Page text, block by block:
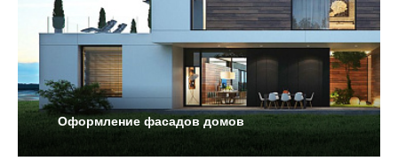
Оформление фасадов домов